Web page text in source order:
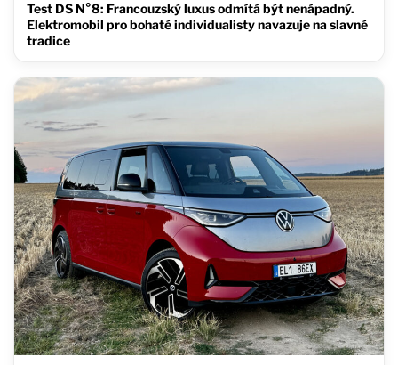
Test DS N°8: Francouzský luxus odmítá být nenápadný.
Elektromobil pro bohaté individualisty navazuje na slavné
tradice